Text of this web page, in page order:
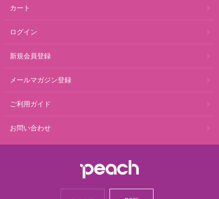
カート
ログイン
新規会員登録
メールマガジン登録
ご利用ガイド
お問い合わせ